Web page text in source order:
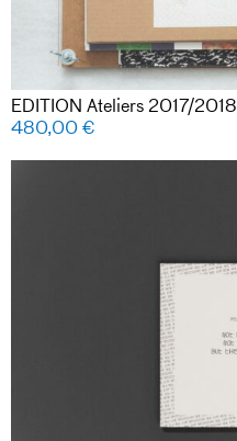
EDITION Ateliers 2017/2018
480,00€